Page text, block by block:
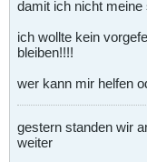
damit ich nicht
ich wollte kein
bleiben!!!!
wer kann mir helfen
gestern standen wir
weiter